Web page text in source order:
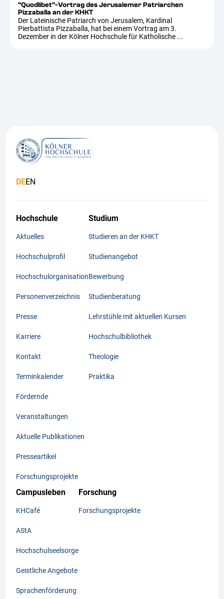
"Quodlibet"-Vortrag des Jerusalemer Patriarchen
Pizzaballa an der KHKT
Der Lateinische Patriarch von Jerusalem, Kardinal
Pierbattista Pizzaballa, hat bei einem Vortrag am 3.
Dezember in der Kölner Hochschule für Katholische ...
DEEN
Hochschule
Aktuelles
Hochschulprofil
Hochschulorganisation
Personenverzeichnis
Presse
Karriere
Kontakt
Terminkalender
Fördernde
Veranstaltungen
Aktuelle Publikationen
Presseartikel
Forschungsprojekte
Studium
Studieren an der KHKT
Studienangebot
Bewerbung
Studienberatung
Lehrstühle mit aktuellen Kursen
Hochschulbibliothek
Theologie
Praktika
Campusleben
KHCafé
AStA
Hochschulseelsorge
Geistliche Angebote
Sprachenförderung
Forschung
Forschungsprojekte